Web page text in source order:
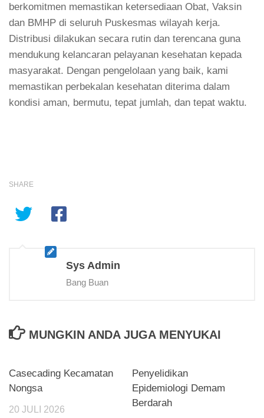
berkomitmen memastikan ketersediaan Obat, Vaksin
dan BMHP di seluruh Puskesmas wilayah kerja.
Distribusi dilakukan secara rutin dan terencana guna
mendukung kelancaran pelayanan kesehatan kepada
masyarakat. Dengan pengelolaan yang baik, kami
memastikan perbekalan kesehatan diterima dalam
kondisi aman, bermutu, tepat jumlah, dan tepat waktu.
SHARE
Sys Admin
Bang Buan
MUNGKIN ANDA JUGA MENYUKAI
Casecading Kecamatan
Nongsa
20 JULI 2026
Penyelidikan
Epidemiologi Demam
Berdarah